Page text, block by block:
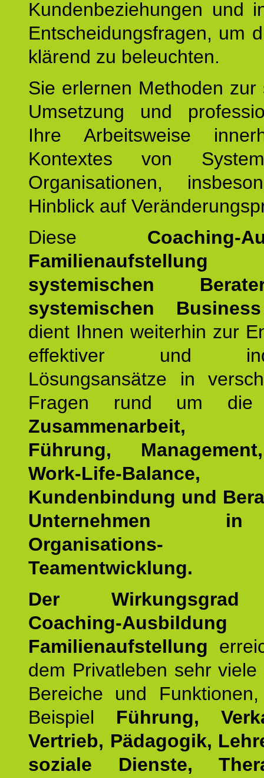
Kundenbeziehungen und
Entscheidungsfragen, um
klärend zu beleuchten.
Sie erlernen Methoden zur
Umsetzung und
Ihre Arbeitsweise
Kontextes von
Organisationen,
Hinblick auf
Diese Coaching-
Familienaufstellung
systemischen
systemischen
dient Ihnen weiterhin zur
effektiver und
Lösungsansätze in
Fragen rund um die
Zusammenarbeit,
Führung,
Work-Life-Balance,
Kundenbindung und
Unternehmen
Teamentwicklung.
Der
Coaching-Ausbildung
Familienaufstellung
dem Privatleben sehr viele
Bereiche und
Beispiel Führung,
Vertrieb, Pädagogik,
soziale Dienste,